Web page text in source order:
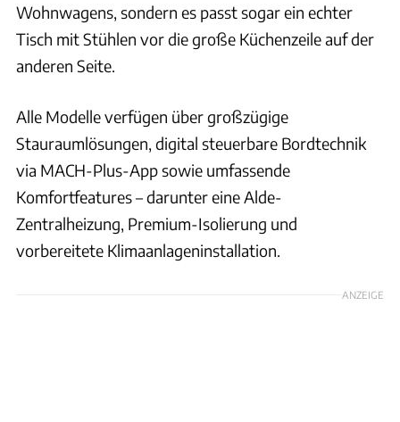
Wohnwagens, sondern es passt sogar ein echter
Tisch mit Stühlen vor die große Küchenzeile auf der
anderen Seite.
Alle Modelle verfügen über großzügige
Stauraumlösungen, digital steuerbare Bordtechnik
via MACH-Plus-App sowie umfassende
Komfortfeatures – darunter eine Alde-
Zentralheizung, Premium-Isolierung und
vorbereitete Klimaanlageninstallation.
ANZEIGE